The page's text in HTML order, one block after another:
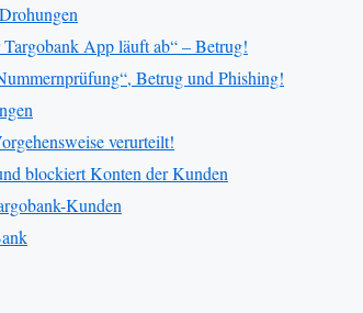
App läuft ab“ – Betrug!
Betrug und Phishing!
verurteilt!
blockiert Konten der Kunden
Kunden